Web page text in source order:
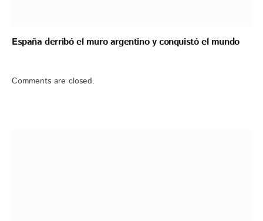
España derribó el muro argentino y conquistó el mundo
Comments are closed.